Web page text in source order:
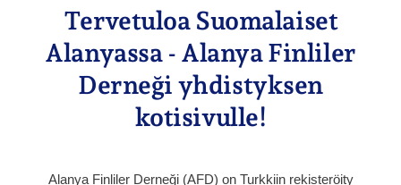
Tervetuloa Suomalaiset
Alanyassa - Alanya Finliler
Derneği yhdistyksen
kotisivulle!
Alanya Finliler Derneği (AFD) on Turkkiin rekisteröity